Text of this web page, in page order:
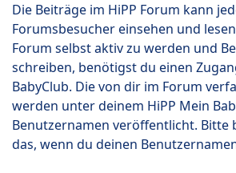
Die Beiträge im HiPP Forum kann
Forumsbesucher einsehen und
Forum selbst aktiv zu werden und
schreiben, benötigst du einen
BabyClub. Die von dir im Forum
werden unter deinem HiPP Mein
Benutzernamen veröffentlicht. Bitte
das, wenn du deinen